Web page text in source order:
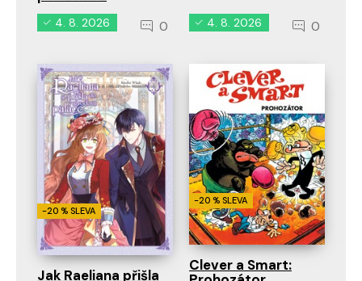
4. 8. 2026 0 4. 8. 2026 0
-20 % SLEVA
Jak Raeliana přišla
-20 % SLEVA
Clever a Smart: